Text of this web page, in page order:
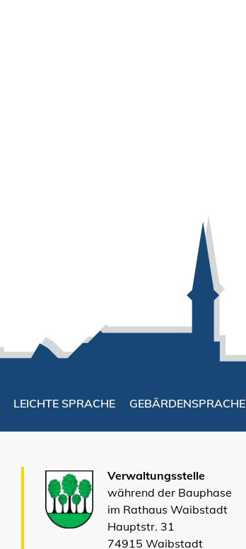
LEICHTE SPRACHE GEBÄRDENSPRACHE
Verwaltungsstelle
während der Bauphase
im Rathaus Waibstadt
Hauptstr. 31
74915 Waibstadt